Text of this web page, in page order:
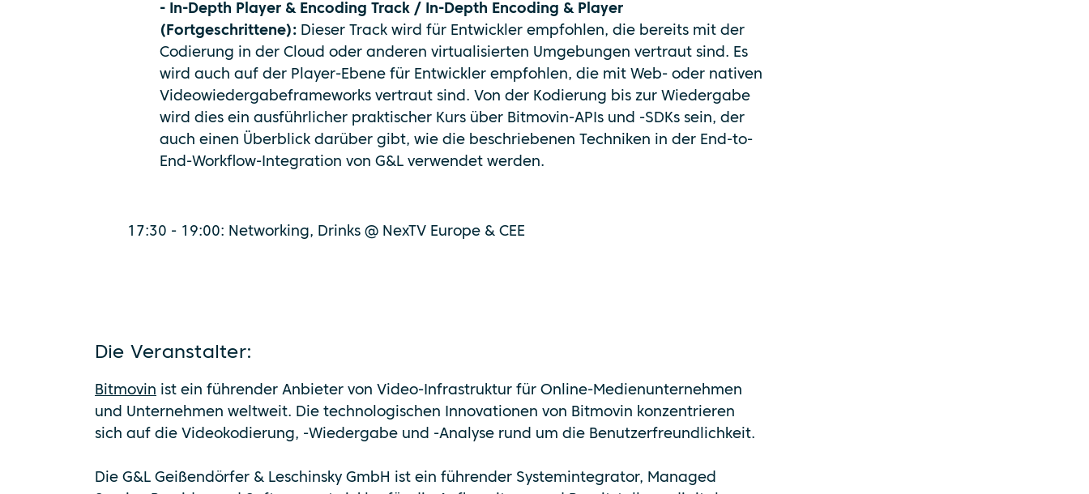
- In-Depth Player & Encoding Track / In-Depth Encoding & Player
(Fortgeschrittene): Dieser Track wird für Entwickler empfohlen, die bereits mit der
Codierung in der Cloud oder anderen virtualisierten Umgebungen vertraut sind. Es
wird auch auf der Player-Ebene für Entwickler empfohlen, die mit Web- oder nativen
Videowiedergabeframeworks vertraut sind. Von der Kodierung bis zur Wiedergabe
wird dies ein ausführlicher praktischer Kurs über Bitmovin-APIs und -SDKs sein, der
auch einen Überblick darüber gibt, wie die beschriebenen Techniken in der End-to-
End-Workflow-Integration von G&L verwendet werden.
17:30 - 19:00: Networking, Drinks @ NexTV Europe & CEE
Die Veranstalter:
Bitmovin ist ein führender Anbieter von Video-Infrastruktur für Online-Medienunternehmen
und Unternehmen weltweit. Die technologischen Innovationen von Bitmovin konzentrieren
sich auf die Videokodierung, -Wiedergabe und -Analyse rund um die Benutzerfreundlichkeit.
Die G&L Geißendörfer & Leschinsky GmbH ist ein führender Systemintegrator, Managed